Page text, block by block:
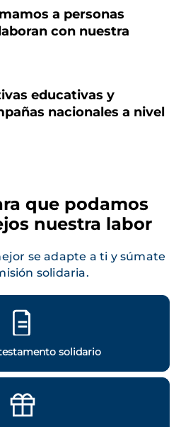
a personas
con nuestra
educativas y
nacionales a nivel
que podamos
nuestra labor
se adapte a ti y súmate
solidaria.
solidario